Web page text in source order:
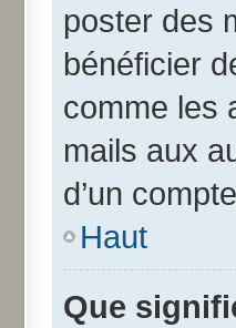
poster des
bénéficier
comme les
mails aux
d’un
Haut
Que